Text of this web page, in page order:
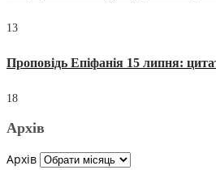
13
Проповідь Епіфанія 15 липня:
18
Архів
Архів